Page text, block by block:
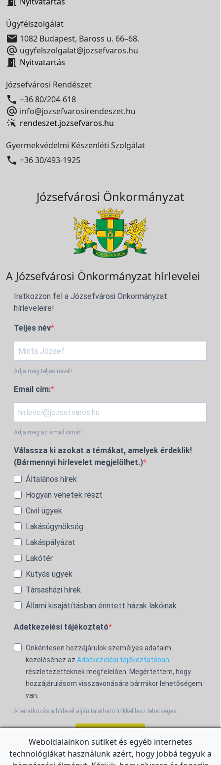
Ügyfélszolgálat
 1082 Budapest, Baross u. 66–68.
 ugyfelszolgalat@jozsefvaros.hu
 Nyitvatartás
Józsefvárosi Rendészet
 +36 80/204-618
 info@jozsefvarosirendeszet.hu
rendeszet.jozsefvaros.hu
Gyermekvédelmi Készenléti Szolgálat
 +36 30/493-1925
Józsefvárosi Önkormányzat
A Józsefvárosi Önkormányzat hírlevelei
Iratkozzon fel a Józsefvárosi Önkormányzat
hírleveleire!
Teljes név
Adja meg teljes nevét!
Email cím:
Adja meg az email címét!
Válassza ki azokat a témákat, amelyek érdeklik!
(Bármennyi hírlevelet megjelölhet.)
Általános hírek
Hogyan vehetek részt
Civil ügyek
Lakásügynökség
Lakáspályázat
Lakótér
Kutyás ügyek
Társasházi hírek
Állami kisajátításban érintett házak lakóinak
Adatkezelési tájékoztató
Önkéntesen hozzájárulok személyes adataim
kezeléséhez az Adatkezelési tájékoztatóban
részletezetteknek megfelelően. Megértettem, hogy
hozzájárulásom visszavonására bármikor lehetőségem
van.
A leiratkozás a hírlevél alján található linkkel lesz lehetséges.
For the English Newsletter, clickHERE.
Weboldalainkon sütiket és egyéb internetes
technológiákat használunk azért, hogy jobbá tegyük a